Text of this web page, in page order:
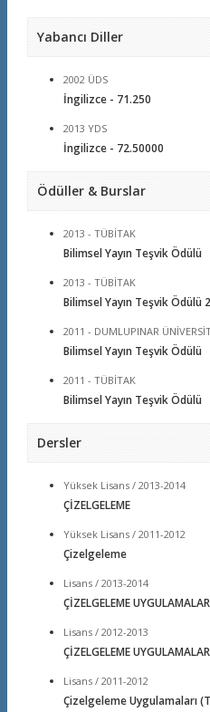
Yabancı Diller
2002 ÜDS
İngilizce - 71.250
2013 YDS
İngilizce - 72.50000
Ödüller & Burslar
2013 - TÜBİTAK
Bilimsel Yayın Teşvik Ödülü
2013 - TÜBİTAK
Bilimsel Yayın Teşvik Ödülü 2
2011 - DUMLUPINAR
Bilimsel Yayın Teşvik Ödülü
2011 - TÜBİTAK
Bilimsel Yayın Teşvik Ödülü
Dersler
Yüksek Lisans / 2013-2014
ÇİZELGELEME
Yüksek Lisans / 2011-2012
Çizelgeleme
Lisans / 2013-2014
ÇİZELGELEME
Lisans / 2012-2013
ÇİZELGELEME
Lisans / 2011-2012
Çizelgeleme Uygulamaları